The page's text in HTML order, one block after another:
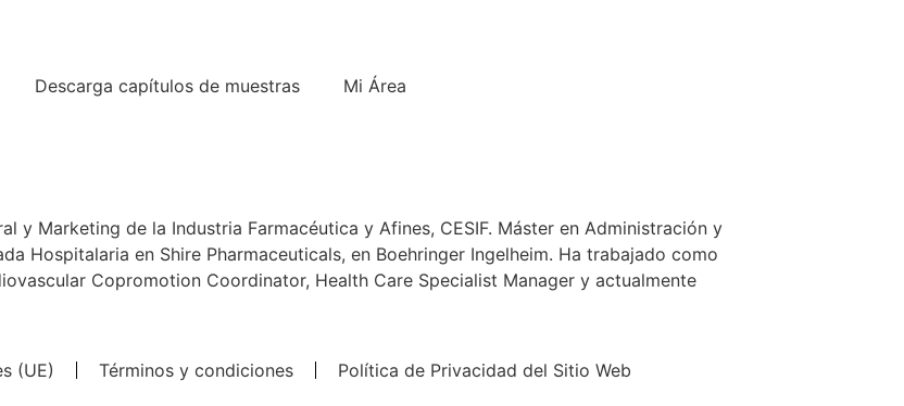
Descarga capítulos de muestras Mi Área
y Marketing de la Industria Farmacéutica y Afines, CESIF. Máster en Administración y
Hospitalaria en Shire Pharmaceuticals, en Boehringer Ingelheim. Ha trabajado como
Copromotion Coordinator, Health Care Specialist Manager y actualmente
(UE) Términos y condiciones Política de Privacidad del Sitio Web